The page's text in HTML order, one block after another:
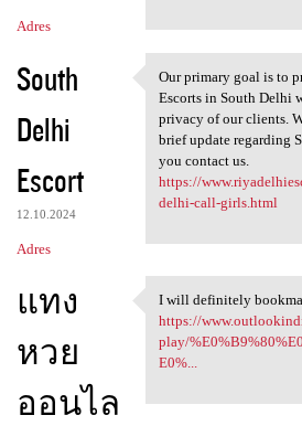
Adres
South
Delhi
Escort
12.10.2024
Adres
Our primary goal
Our primary goal is to
Escorts in South Delhi
privacy of our clients.
brief update regarding
you contact us.
https://
delhi-call-girls.html
แทง
หวย
ออนไล
I will definitely
I will definitely
https://
play/
E0%...